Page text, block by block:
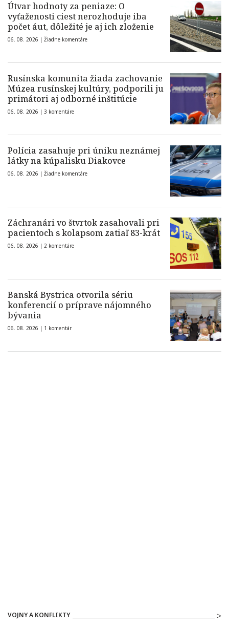
Útvar hodnoty za peniaze: O
vyťaženosti ciest nerozhoduje iba
počet áut, dôležité je aj ich zloženie
06. 08. 2026 | Žiadne komentáre
Rusínska komunita žiada zachovanie
Múzea rusínskej kultúry, podporili ju
primátori aj odborné inštitúcie
06. 08. 2026 | 3 komentáre
Polícia zasahuje pri úniku neznámej
látky na kúpalisku Diakovce
06. 08. 2026 | Žiadne komentáre
Záchranári vo štvrtok zasahovali pri
pacientoch s kolapsom zatiaľ 83-krát
06. 08. 2026 | 2 komentáre
Banská Bystrica otvorila sériu
konferencií o príprave nájomného
bývania
06. 08. 2026 | 1 komentár
VOJNY A KONFLIKTY